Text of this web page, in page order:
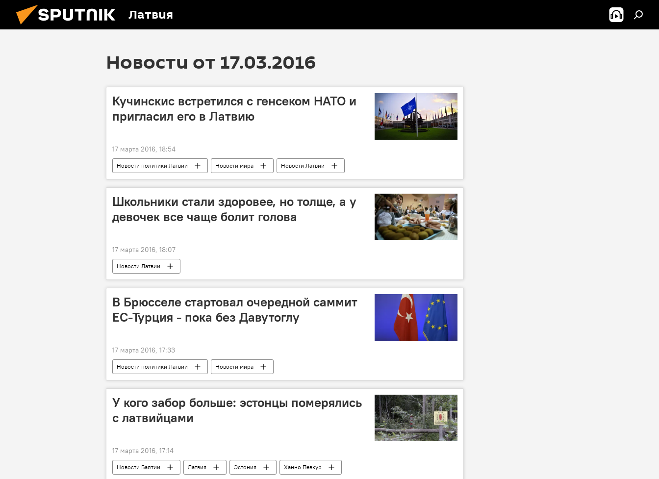
Латвия
Новости от 17.03.2016
Кучинскис встретился с генсеком НАТО и
пригласил его в Латвию
17 марта 2016, 18:54
Новости политики Латвии Новости мира
Новости Латвии
НАТО на балтийском фланге
Школьники стали здоровее, но толще, а у
девочек все чаще болит голова
17 марта 2016, 18:07
Новости Латвии
В Брюсселе стартовал очередной саммит
ЕС-Турция - пока без Давутоглу
17 марта 2016, 17:33
Новости политики Латвии Новости мира
У кого забор больше: эстонцы померялись
с латвийцами
17 марта 2016, 17:14
Новости Балтии Латвия Эстония Ханно Певкур